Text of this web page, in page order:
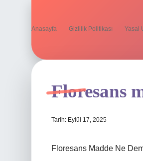
Anasayfa Gizlilik Politikası Yasal
Floresans
Tarih: Eylül 17, 2025
Floresans Madde Ne